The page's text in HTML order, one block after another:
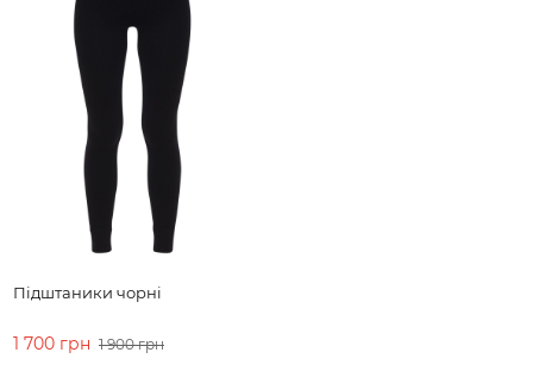
Підштаники чорні
1 700 грн 1 900 грн